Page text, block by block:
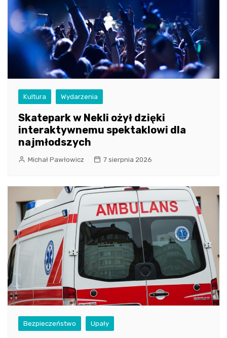
Kultura Wydarzenia
Skatepark w Nekli ożył dzięki
interaktywnemu spektaklowi dla
najmłodszych
Michał Pawłowicz 7 sierpnia 2026
Bezpieczeństwo Upały